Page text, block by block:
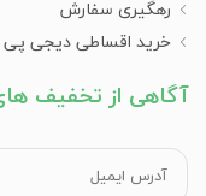
رهگیری سفارش
خرید اقساطی دیجی پی
آگاهی از تخفیف